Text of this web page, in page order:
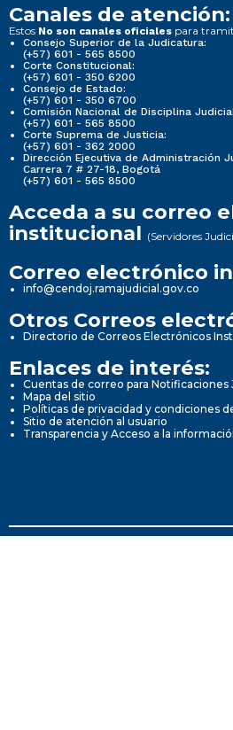
Canales de atención:
Estos No son canales oficiales para
Consejo Superior de la Judicatura:
(+57) 601 - 565 8500
Corte Constitucional:
(+57) 601 - 350 6200
Consejo de Estado:
(+57) 601 - 350 6700
Comisión Nacional de Disciplina
(+57) 601 - 565 8500
Corte Suprema de Justicia:
(+57) 601 - 362 2000
Dirección Ejecutiva de Administración
Carrera 7 # 27-18, Bogotá
(+57) 601 - 565 8500
Acceda a su correo
institucional (Servidores
Correo electrónico
info@cendoj.ramajudicial.gov.co
Otros Correos
Directorio de Correos Electrónicos
Enlaces de interés:
Cuentas de correo para Notificaciones
Mapa del sitio
Políticas de privacidad y condiciones
Sitio de atención al usuario
Transparencia y Acceso a la